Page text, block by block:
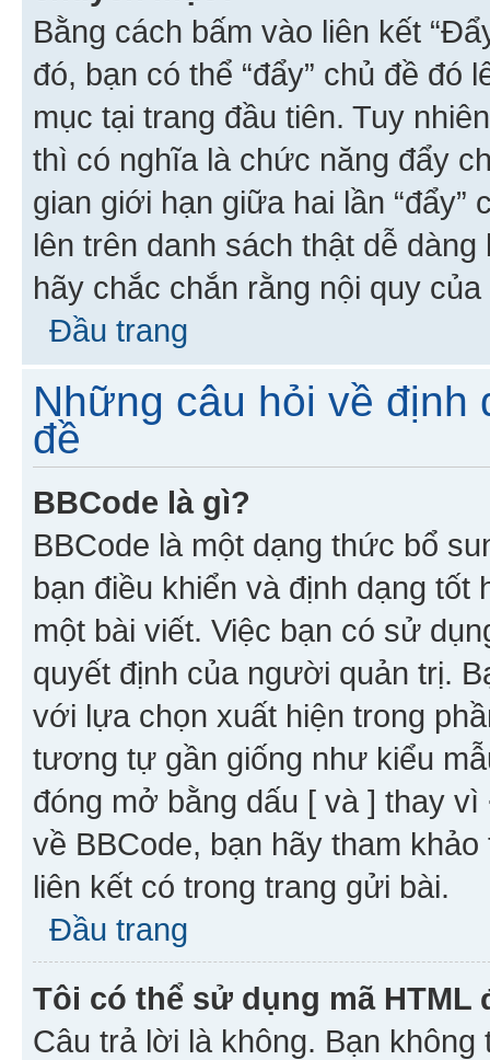
Bằng cách bấm vào liên kết
đó, bạn có thể “đẩy” chủ đề đó
mục tại trang đầu tiên. Tuy
thì có nghĩa là chức năng đẩy
gian giới hạn giữa hai lần “đẩy”
lên trên danh sách thật dễ
hãy chắc chắn rằng nội quy
Đầu trang
Những câu hỏi về định
đề
BBCode là gì?
BBCode là một dạng thức bổ
bạn điều khiển và định dạng
một bài viết. Việc bạn có sử
quyết định của người quản trị.
với lựa chọn xuất hiện trong
tương tự gần giống như kiểu
đóng mở bằng dấu [ và ] thay
về BBCode, bạn hãy tham
liên kết có trong trang gửi bài.
Đầu trang
Tôi có thể sử dụng mã
Câu trả lời là không. Bạn